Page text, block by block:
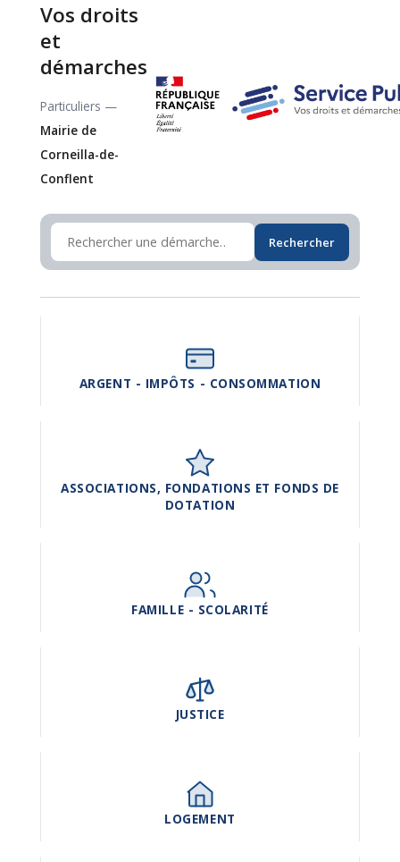
Vos droits
et
démarches
Particuliers —
Mairie de
Corneilla-de-
Conflent
Rechercher
ARGENT - IMPÔTS - CONSOMMATION
ASSOCIATIONS, FONDATIONS ET FONDS DE
DOTATION
FAMILLE - SCOLARITÉ
JUSTICE
LOGEMENT